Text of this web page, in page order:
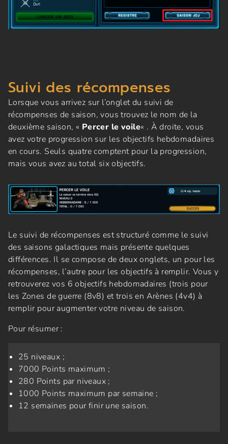
Suivi des récompenses
Lorsque vous arrivez sur l’onglet du suivi de
récompenses de saison, vous trouvez le nom de la
deuxième saison, « Percer le voile« . À droite, vous
avez votre progression sur les objectifs hebdomadaires
en cours. Seuls quatre comptent pour la progression,
mais vous avez au total six objectifs.
Le suivi de récompenses est structuré comme le suivi
des saisons galactiques mais présente quelques
différences. Il se compose de deux onglets, un pour les
récompenses, l’autre pour les objectifs à remplir. Vous y
retrouverez vos 6 objectifs hebdomadaires (trois pour
les Zones de guerre (8v8) et trois en Arènes (4v4) à
remplir pour augmenter votre niveau de saison.
Pour résumer :
25 niveaux ;
7000 Points maximum ;
280 Points par niveaux ;
1000 Points maximum par semaine ;
12 semaines pour finir une saison.